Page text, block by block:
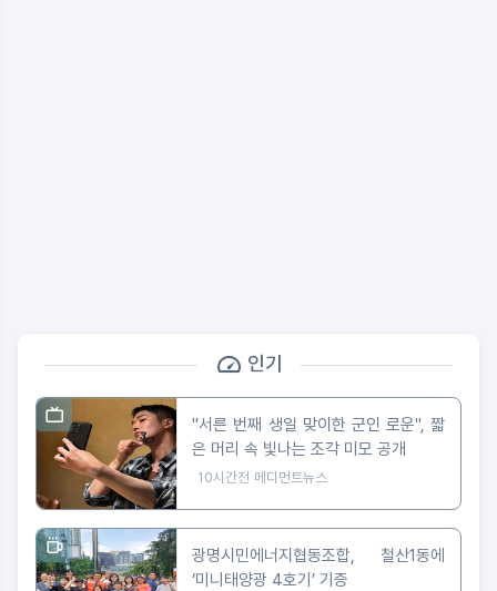
인기
"서른 번째 생일 맞이한 군인 로운", 짧
은 머리 속 빛나는 조각 미모 공개
10시간전 메디먼트뉴스
광명시민에너지협동조합, 철산1동에
‘미니태양광 4호기’ 기증